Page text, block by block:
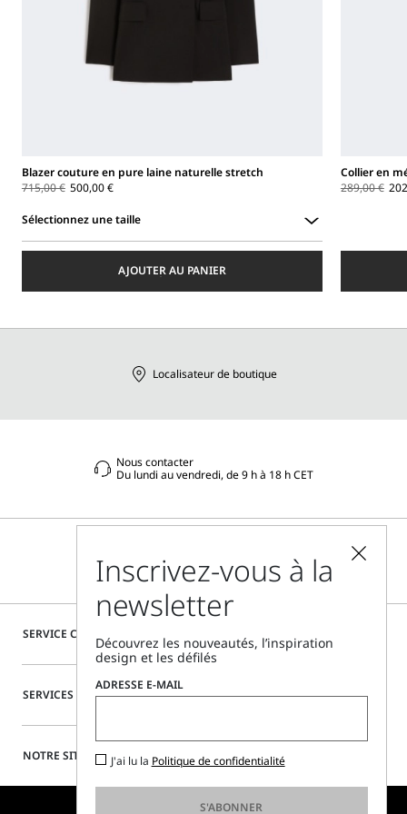
Blazer couture en pure laine naturelle stretch
715,00 € 500,00 €
Sélectionnez une taille
AJOUTER AU PANIER
Collier en
289,00 €
SERVICE CLIENTÈLE
SERVICES SPÉCIAUX
NOTRE SITE
Localisateur de boutique
Nous contacter
Du lundi au vendredi, de 9 h à 18 h CET
Inscrivez-vous à la
newsletter
Découvrez les nouveautés, l’inspiration
design et les défilés
ADRESSE E-MAIL
J'ai lu la Politique de confidentialité
S'ABONNER